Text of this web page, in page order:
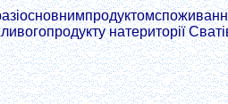
натериторії